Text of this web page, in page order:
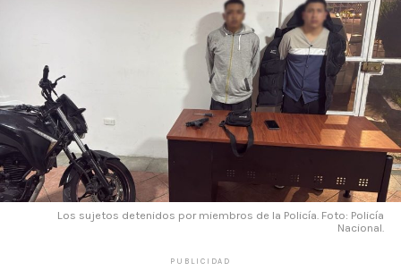
Los sujetos detenidos por miembros de la Policía. Foto: Policía
Nacional.
PUBLICIDAD